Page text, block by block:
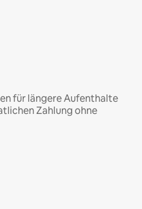
für längere Aufenthalte
Zahlung ohne